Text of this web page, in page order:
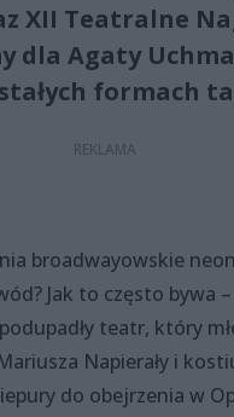
Teatralne
dla Agaty
formach
broadwayowskie
Jak to często bywa –
teatr, który
Napierały i
do obejrzenia w